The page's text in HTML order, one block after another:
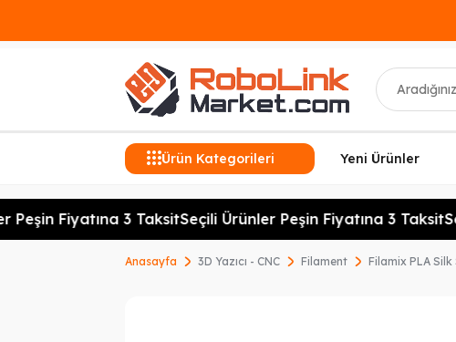
Ara
Ürün Kategorileri Yeni Ürünler
Fiyatına 3 TaksitSeçili Ürünler Peşin Fiyatına 3 Taksit
Anasayfa 3D Yazıcı - CNC Filament Filamix PLA